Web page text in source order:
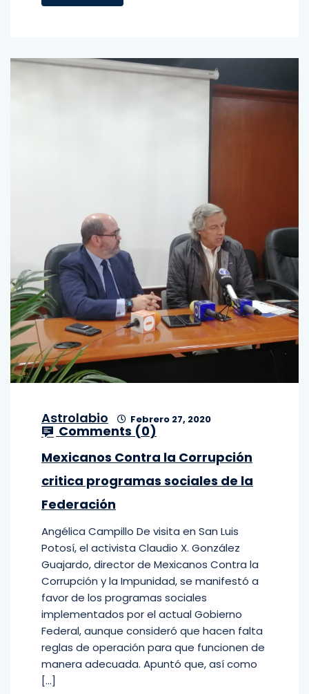
Astrolabio Febrero 27, 2020
Comments (0)
Mexicanos Contra la Corrupción
critica programas sociales de la
Federación
Angélica Campillo De visita en San Luis
Potosí, el activista Claudio X. González
Guajardo, director de Mexicanos Contra la
Corrupción y la Impunidad, se manifestó a
favor de los programas sociales
implementados por el actual Gobierno
Federal, aunque consideró que hacen falta
reglas de operación para que funcionen de
manera adecuada. Apuntó que, así como
[…]